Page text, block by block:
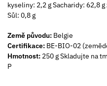
kyseliny: 2,2 g Sacharidy: 62,8
Sůl: 0,8 g
Země původu: Belgie
Certifikace: BE-BIO-02
Hmotnost: 250 g Skladujte na
P